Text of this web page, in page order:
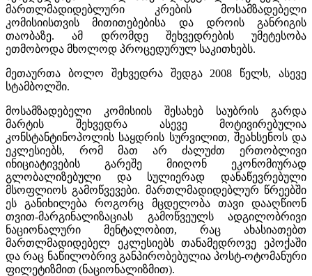
მართლმადიდებლური კრების მოსამზადებელი
კომისიისთვის მითითებებისა და დროის განრიგის
თაობაზე. ამ დრომდე შეხვედრების უმეტესობა
ეთმობოდა მხოლოდ პროცედურულ საკითხებს.
მეთაურთა ბოლო შეხვედრა შედგა 2008 წელს, ასევე
სტამბოლში.
მოსამზადებელი კომისიის შესახებ საუბრის გარდა
მარტის შეხვედრა ასევე მოტივირებულია
კონსტანტინოპოლის საყდრის სურვილით, შეახსენოს და
ეკლესიებს, რომ მათ არ ძალუძთ ერთობლივი
ინიციატივების გარეშე მიიღონ ეკონომიურად
გლობალიზებული და სულიერად დანაწევრებული
მსოფლიოს გამოწვევები. მართლმადიდებლურ წრეებში
ეს განიხილება როგორც მცდელობა თავი დააღწიონ
თვით-მარგინალიზაციას გამოწვეულს ადგილობრივი
ნაციონალური მენტალობით, რაც ახასიათებთ
მართლმადიდებელ ეკლესიებს თანამედროვე ეპოქაში
და რაც ნაწილობრივ განპირობებულია პოსტ-ოტომანური
ფილეტიზმით (ნაციონალიზმით).